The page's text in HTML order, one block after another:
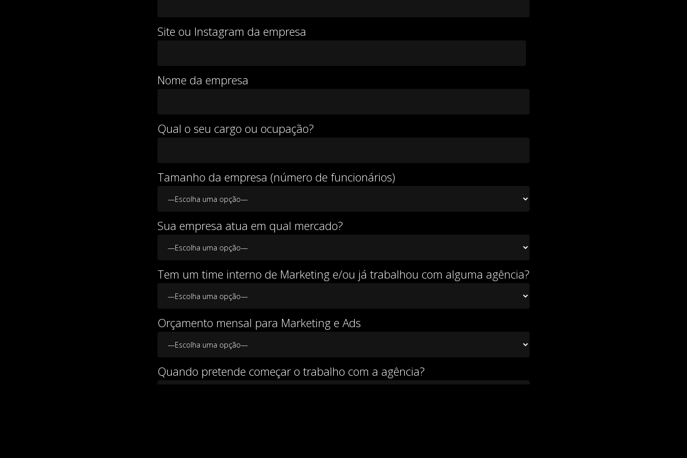
Site ou Instagram da empresa
Nome da empresa
Qual o seu cargo ou ocupação?
Tamanho da empresa (número de funcionários)
Sua empresa atua em qual mercado?
Tem um time interno de Marketing e/ou já trabalhou com alguma agência?
Orçamento mensal para Marketing e Ads
Quando pretende começar o trabalho com a agência?